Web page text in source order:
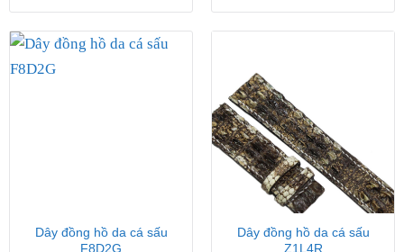
Dây đồng hồ da cá sấu
F8D2G
Dây đồng hồ da cá sấu
Z1L4R